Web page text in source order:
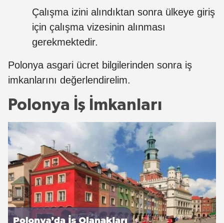
Çalışma izini alındıktan sonra ülkeye giriş
için çalışma vizesinin alınması
gerekmektedir.
Polonya asgari ücret bilgilerinden sonra iş
imkanlarını değerlendirelim.
Polonya İş İmkanları